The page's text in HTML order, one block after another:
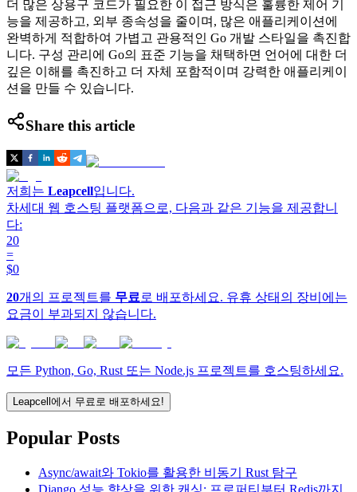
더 많은 상용구 코드가 필요한 이 접근 방식은 훌륭한 제어 기
능을 제공하고, 외부 종속성을 줄이며, 많은 애플리케이션에
완벽하게 적합하여 가볍고 관용적인 Go 개발 스타일을 촉진합
니다. 구성 관리에 Go의 표준 기능을 채택하면 언어에 대한 더
깊은 이해를 촉진하고 더 자체 포함적이며 강력한 애플리케이
션을 만들 수 있습니다.
Share this article
저희는 Leapcell입니다.
차세대 웹 호스팅 플랫폼으로, 다음과 같은 기능을 제공합니
다:
20
=
$0
20개의 프로젝트를 무료 로 배포하세요. 유휴 상태의 장비에는
요금이 부과되지 않습니다.
모든 Python, Go, Rust 또는 Node.js 프로젝트를 호스팅하세요.
Leapcell에서 무료로 배포하세요!
Popular Posts
Async/await와 Tokio를 활용한 비동기 Rust 탐구
Django 성능 향상을 위한 캐싱: 프로퍼티부터 Redis까지